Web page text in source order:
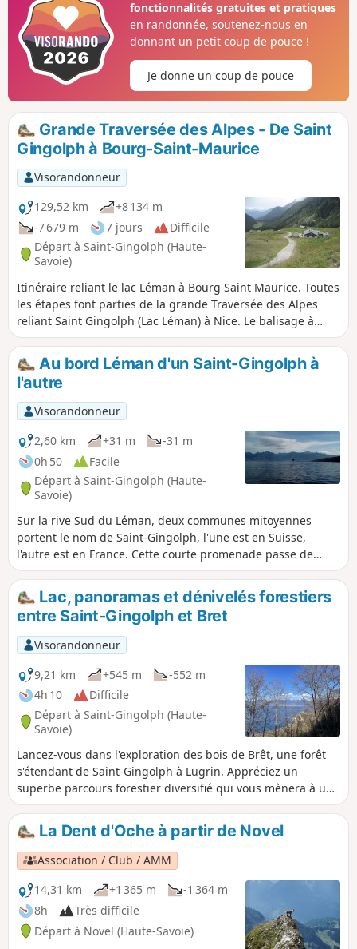
rencontres pour partager cette même
passion de la montagne.
d'Europe et sur le sommet des Cornettes de Bise.
fonctionnalités gratuites et pratiques
en randonnée, soutenez-nous en
donnant un petit coup de pouce !
Je donne un coup de pouce
Grande Traversée des Alpes - De Saint
Gingolph à Bourg-Saint-Maurice
Visorandonneur
129,52 km
+8 134 m
-7 679 m
7 jours
Difficile
Départ à Saint-Gingolph (Haute-
Savoie)
Itinéraire reliant le lac Léman à Bourg Saint Maurice. Toutes
les étapes font parties de la grande Traversée des Alpes
reliant Saint Gingolph (Lac Léman) à Nice. Le balisage à
suivre est le GR®5. Il permet de randonner en admirant les
différents paysages sans toujours être concentré sur une
carte IGN. Les régions traversées dans cette partie sont le
Chablais, le Giffre, le Massif du Mont Blanc, le Beaufortain.
Au bord Léman d'un Saint-Gingolph à
l'autre
Visorandonneur
2,60 km
+31 m
-31 m
0h 50
Facile
Départ à Saint-Gingolph (Haute-
Savoie)
Sur la rive Sud du Léman, deux communes mitoyennes
portent le nom de Saint-Gingolph, l'une est en Suisse,
l'autre est en France. Cette courte promenade passe de
l'une à l'autre, tout d'abord le long du lac puis dans les rues
en hauteur. De très beaux points de vue et un riche
patrimoine sont au rendez-vous.
Lac, panoramas et dénivelés forestiers
entre Saint-Gingolph et Bret
Visorandonneur
9,21 km
+545 m
-552 m
4h 10
Difficile
Départ à Saint-Gingolph (Haute-
Savoie)
Lancez-vous dans l'exploration des bois de Brêt, une forêt
s'étendant de Saint-Gingolph à Lugrin. Appréciez un
superbe parcours forestier diversifié qui vous mènera à un
panorama exceptionnel sur le Lavaux et le Haut-lac depuis
le hameau Plan de Bret. Des passages délicats se trouvent
entre le Plan de Bret et Saint-Gingolph sur un sentier peu
fréquenté mais bien balisé et aménagé. Soyez vigilant, car
le terrain peut devenir glissant après des périodes de pluie
et n'est pas conseillé aux randonneurs inexpérimentés.
La Dent d'Oche à partir de Novel
Association / Club / AMM
14,31 km
+1 365 m
-1 364 m
8h
Très difficile
Départ à Novel (Haute-Savoie)